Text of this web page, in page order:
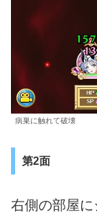
病巣に触れて破壊
第2面
右側の部屋